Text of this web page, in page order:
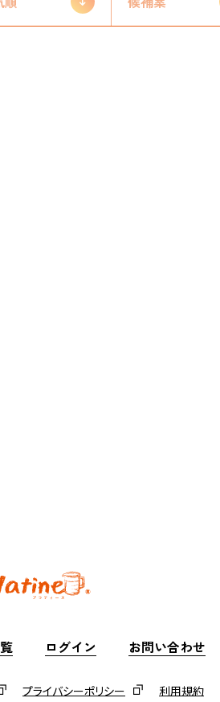
ログイン お問い合わせ
プライバシーポリシー 利用規約